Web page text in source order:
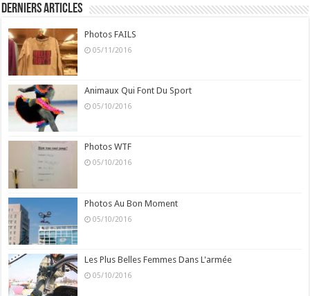
Derniers Articles
Photos FAILS
05/11/2016
Animaux Qui Font Du Sport
05/10/2016
Photos WTF
05/10/2016
Photos Au Bon Moment
05/10/2016
Les Plus Belles Femmes Dans L'armée
05/10/2016